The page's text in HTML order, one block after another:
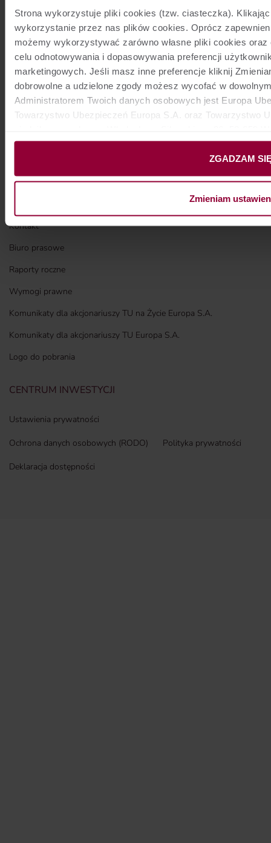
Strona wykorzystuje pliki cookies (tzw. ciasteczka).
wykorzystanie przez nas plików cookies. Oprócz
możemy wykorzystywać zarówno własne pliki cookies
celu odnotowywania i dopasowywania preferencji
marketingowych. Jeśli masz inne preferencje kliknij
dobrowolne a udzielone zgody możesz wycofać w
Administratorem Twoich danych osobowych jest Europa
Towarzystwo Ubezpieczeń Europa S.A. oraz Towarzystwo
administratorami danych mogą być również nasi partnerzy.
ZGADZAM
Zmieniam
Logowanie dla Partnerów i Pracowników Grupy Europa
Raport
O NAS
O firmie
Kariera
Odpowiedzialność społeczna
Kontakt
Biuro prasowe
Raporty roczne
Wymogi prawne
Komunikaty dla akcjonariuszy TU na Życie Europa S.A.
Komunikaty dla akcjonariuszy TU Europa S.A.
Logo do pobrania
CENTRUM INWESTYCJI
Ustawienia prywatności
Ochrona danych osobowych (RODO) Polityka prywatności
Deklaracja dostępności